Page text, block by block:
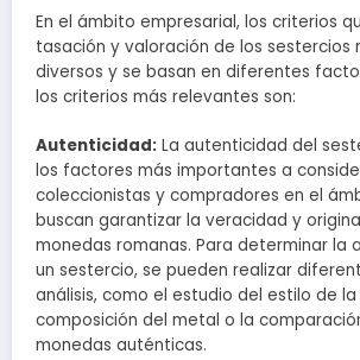
En el ámbito empresarial, los criterios
tasación y valoración de los sestercios
diversos y se basan en diferentes
los criterios más relevantes son:
Autenticidad: La autenticidad del
los factores más importantes a
coleccionistas y compradores en el
buscan garantizar la veracidad y
monedas romanas. Para determinar la
un sestercio, se pueden realizar
análisis, como el estudio del estilo de la
composición del metal o la
monedas auténticas.